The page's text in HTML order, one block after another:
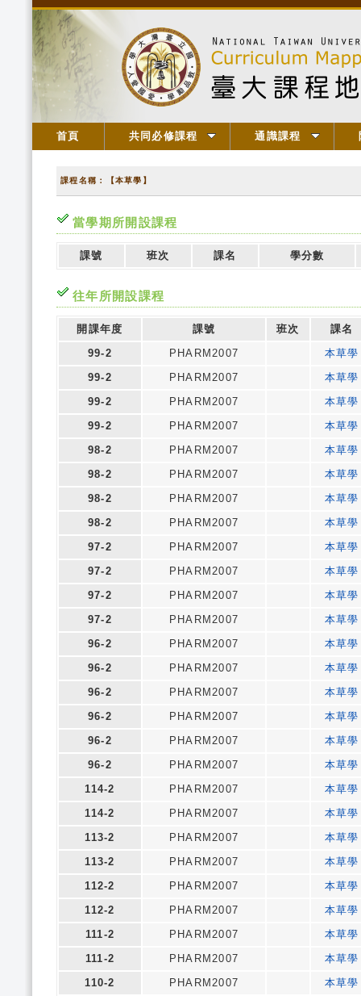
首頁 共同必修課程 通識課程
課程名稱：【本草學】
當學期所開設課程
課號 班次 課名 學分數
往年所開設課程
開課年度 課號 班次
課名
99-2
PHARM2007
本草學
99-2
PHARM2007
本草學
99-2
PHARM2007
本草學
99-2
PHARM2007
本草學
98-2
PHARM2007
本草學
98-2
PHARM2007
本草學
98-2
PHARM2007
本草學
98-2
PHARM2007
本草學
97-2
PHARM2007
本草學
97-2
PHARM2007
本草學
97-2
PHARM2007
本草學
97-2
PHARM2007
本草學
96-2
PHARM2007
本草學
96-2
PHARM2007
本草學
96-2
PHARM2007
本草學
96-2
PHARM2007
本草學
96-2
PHARM2007
本草學
96-2
PHARM2007
本草學
114-2
PHARM2007
本草學
114-2
PHARM2007
本草學
113-2
PHARM2007
本草學
113-2
PHARM2007
本草學
112-2
PHARM2007
本草學
112-2
PHARM2007
本草學
111-2
PHARM2007
本草學
111-2
PHARM2007
本草學
110-2
PHARM2007
本草學